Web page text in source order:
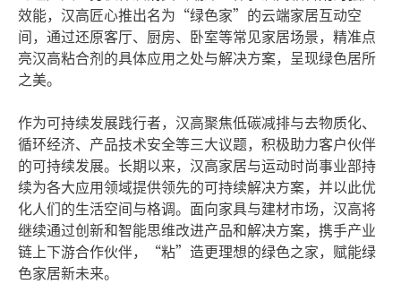
效能，汉高匠心推出名为“绿色家”的云端家居互动空
间，通过还原客厅、厨房、卧室等常见家居场景，精准点
亮汉高粘合剂的具体应用之处与解决方案，呈现绿色居所
之美。
作为可持续发展践行者，汉高聚焦低碳减排与去物质化、
循环经济、产品技术安全等三大议题，积极助力客户伙伴
的可持续发展。长期以来，汉高家居与运动时尚事业部持
续为各大应用领域提供领先的可持续解决方案，并以此优
化人们的生活空间与格调。面向家具与建材市场，汉高将
继续通过创新和智能思维改进产品和解决方案，携手产业
链上下游合作伙伴，“粘”造更理想的绿色之家，赋能绿
色家居新未来。